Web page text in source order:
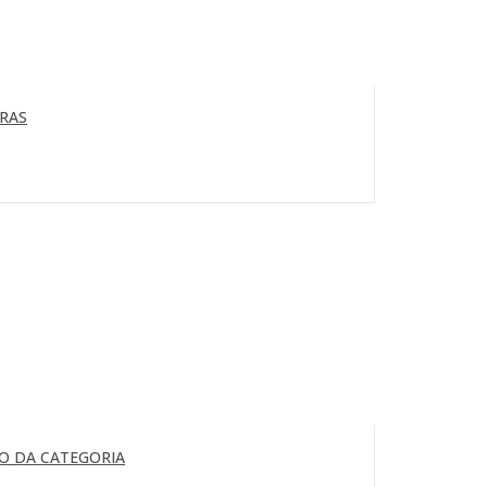
DA CATEGORIA